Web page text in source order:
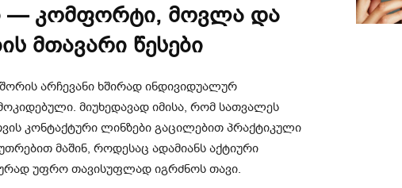
— კომფორტი, მოვლა და
მთავარი წესები
არჩევანი ხშირად ინდივიდუალურ
მიუხედავად იმისა, რომ სათვალეს
კონტაქტური ლინზები გაცილებით პრაქტიკული
მაშინ, როდესაც ადამიანს აქტიური
უფრო თავისუფლად იგრძნოს თავი.